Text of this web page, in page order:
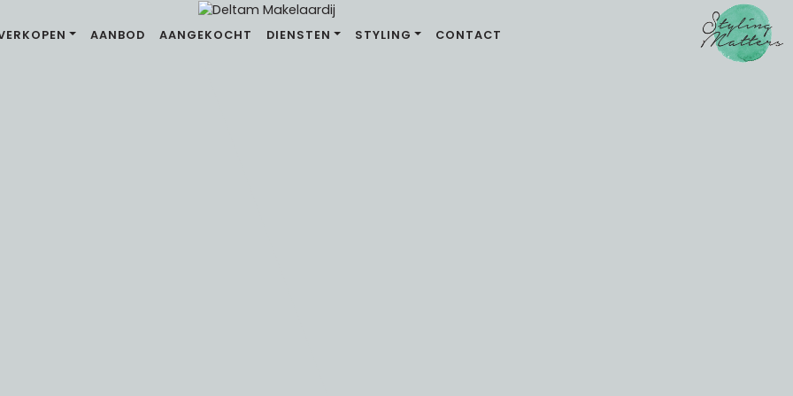
AANBOD AANGEKOCHT DIENSTEN STYLING CONTACT